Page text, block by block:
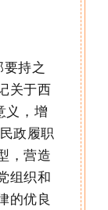
要持之
关于西
义，增
政履职
，营造
组织和
的优良